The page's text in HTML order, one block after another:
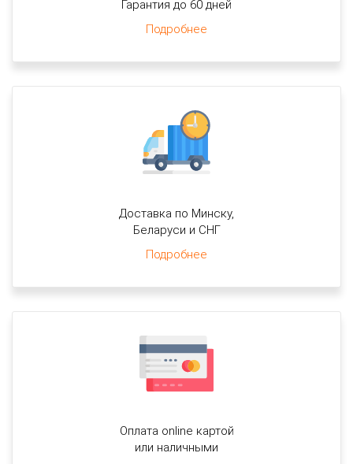
Гарантия до 60 дней
Подробнее
Доставка по Минску,
Беларуси и СНГ
Подробнее
Оплата online картой
или наличными